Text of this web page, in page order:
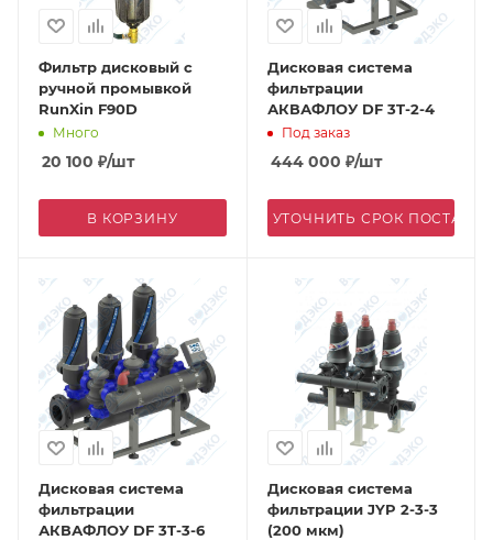
Фильтр дисковый с
ручной промывкой
RunXin F90D
Много
20 100 ₽/шт
В КОРЗИНУ
Дисковая система
фильтрации
АКВАФЛОУ DF 3T-2-4
Под заказ
444 000 ₽/шт
УТОЧНИТЬ СРОК
Дисковая система
фильтрации
АКВАФЛОУ DF 3T-3-6
Дисковая система
фильтрации JYP 2-3-3
(200 мкм)